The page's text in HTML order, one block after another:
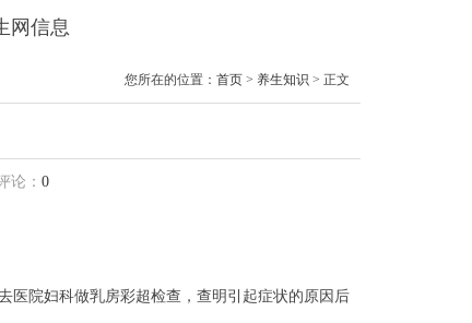
网信息
您所在的位置： 首页 > 养生知识 > 正文
： 0
医院妇科做乳房彩超检查，查明引起症状的原因后